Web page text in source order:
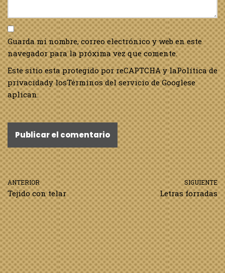
Guarda mi nombre, correo electrónico y web en este
navegador para la próxima vez que comente.
Este sitio esta protegido por reCAPTCHA y laPolítica de
privacidady losTérminos del servicio de Googlese
aplican.
ANTERIOR
Tejido con telar
SIGUIENTE
Letras forradas